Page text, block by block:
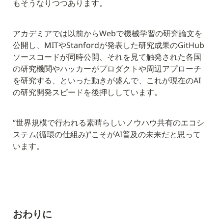
もそうなりつつあります。
アカデミアでは以前からWebで機械学習の研究論文を
公開し、MITやStanfordが発表した研究成果のGitHub
ソースコードが同時公開、それを見て触発された各国
の研究機関やハッカーがプロダクトや周辺アプローチ
を研究する、といった動きが盛んで、これが現在のAI
の研究開発スピードを後押ししています。
“世界規模で行われる素晴らしいノウハウ共有のエコシ
ステム(循環の仕組み)”こそがAI普及の未来だと思って
います。
おわりに